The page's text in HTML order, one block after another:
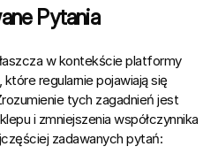
Pytania
w kontekście platformy
regularnie pojawiają się
tych zagadnień jest
i zmniejszenia współczynnika
zadawanych pytań: